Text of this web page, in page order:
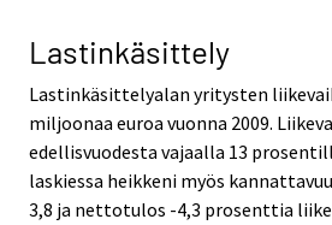
Lastinkäsittely
Lastinkäsittelyalan yritysten
miljoonaa euroa vuonna 2009.
edellisvuodesta vajaalla 13
laskiessa heikkeni myös
3,8 ja nettotulos -4,3 prosenttia